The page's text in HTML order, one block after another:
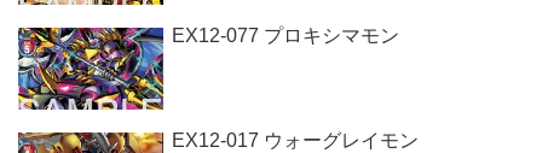
EX12-077 プロキシマモン
EX12-017 ウォーグレイモン